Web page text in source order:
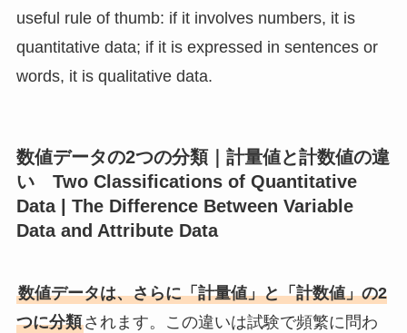
useful rule of thumb: if it involves numbers, it is
quantitative data; if it is expressed in sentences or
words, it is qualitative data.
数値データの2つの分類｜計量値と計数値の違
い Two Classifications of Quantitative
Data | The Difference Between Variable
Data and Attribute Data
数値データは、さらに「計量値」と「計数値」の2
つに分類されます。この違いは試験で頻繁に問わ